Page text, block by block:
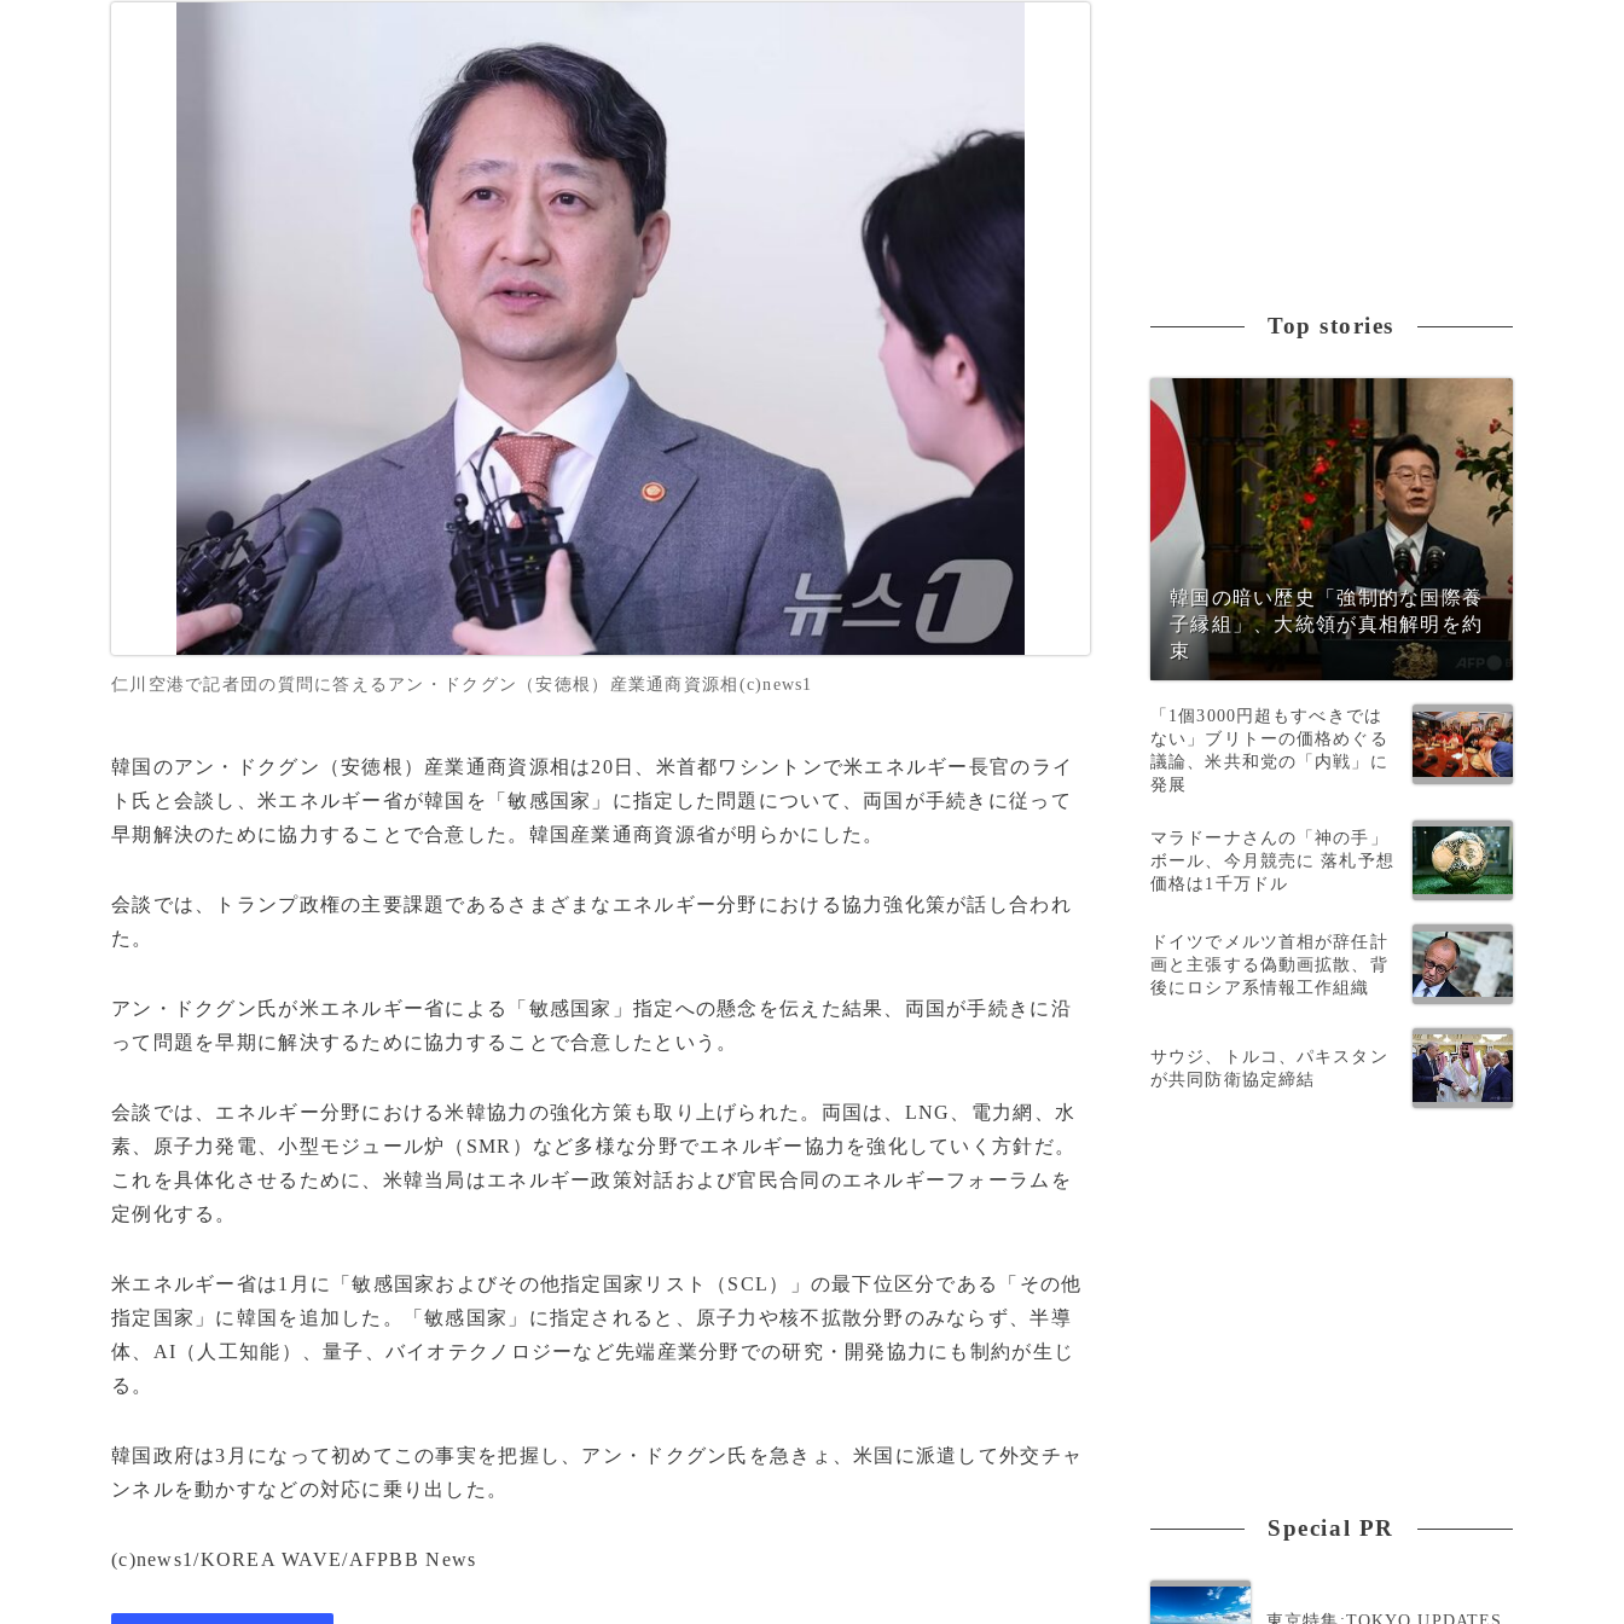
仁川空港で記者団の質問に答えるアン・ドクグン（安徳根）産業通商資源相(c)news1
韓国のアン・ドクグン（安徳根）産業通商資源相は20日、米首都ワシントンで米エネルギー長官のライ
ト氏と会談し、米エネルギー省が韓国を「敏感国家」に指定した問題について、両国が手続きに従って
早期解決のために協力することで合意した。韓国産業通商資源省が明らかにした。
会談では、トランプ政権の主要課題であるさまざまなエネルギー分野における協力強化策が話し合われ
た。
アン・ドクグン氏が米エネルギー省による「敏感国家」指定への懸念を伝えた結果、両国が手続きに沿
って問題を早期に解決するために協力することで合意したという。
会談では、エネルギー分野における米韓協力の強化方策も取り上げられた。両国は、LNG、電力網、水
素、原子力発電、小型モジュール炉（SMR）など多様な分野でエネルギー協力を強化していく方針だ。
これを具体化させるために、米韓当局はエネルギー政策対話および官民合同のエネルギーフォーラムを
定例化する。
米エネルギー省は1月に「敏感国家およびその他指定国家リスト（SCL）」の最下位区分である「その他
指定国家」に韓国を追加した。「敏感国家」に指定されると、原子力や核不拡散分野のみならず、半導
体、AI（人工知能）、量子、バイオテクノロジーなど先端産業分野での研究・開発協力にも制約が生じ
る。
韓国政府は3月になって初めてこの事実を把握し、アン・ドクグン氏を急きょ、米国に派遣して外交チャ
ンネルを動かすなどの対応に乗り出した。
(c)news1/KOREA WAVE/AFPBB News
Top stories
韓国の暗い歴史「強制的な国際養
子縁組」、大統領が真相解明を約
束
「1個3000円超もすべきでは
ない」ブリトーの価格めぐる
議論、米共和党の「内戦」に
発展
マラドーナさんの「神の手」
ボール、今月競売に 落札予想
価格は1千万ドル
ドイツでメルツ首相が辞任計
画と主張する偽動画拡散、背
後にロシア系情報工作組織
サウジ、トルコ、パキスタン
が共同防衛協定締結
Special PR
東京特集:TOKYO UPDATES